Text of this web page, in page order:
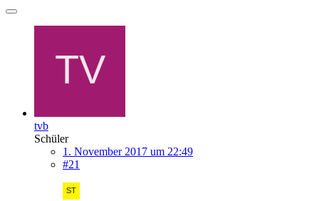
tvb
Schüler
1. November 2017 um 22:49
#21